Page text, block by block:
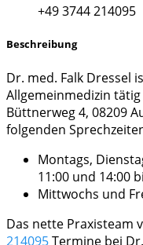
+49 3744 214095
Beschreibung
Dr. med. Falk Dressel
Allgemeinmedizin
Büttnerweg 4, 08209
folgenden
Montags,
11:00 und 14:00
Mittwochs und
Das nette Praxisteam
214095Termine bei